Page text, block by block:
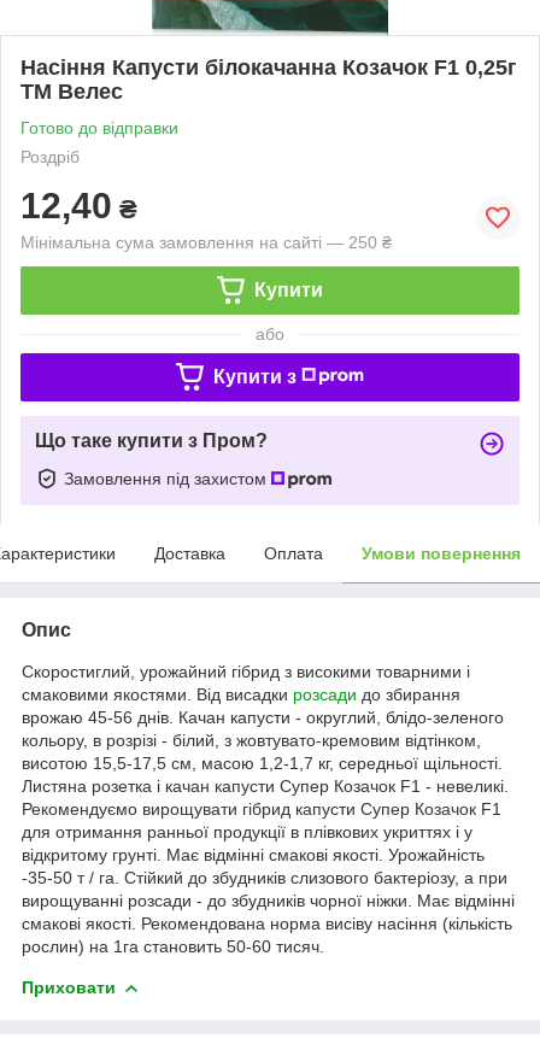
Насіння Капусти білокачанна Козачок F1 0,25г
ТМ Велес
Готово до відправки
Роздріб
12,40 ₴
Мінімальна сума замовлення на сайті — 250 ₴
Купити
або
Купити з
Що таке купити з Пром?
Замовлення під захистом
Доставка Оплата Умови повернення
Опис
Скоростиглий, урожайний гібрид з високими товарними і
смаковими якостями. Від висадки розсади до збирання
врожаю 45-56 днів. Качан капусти - округлий, блідо-зеленого
кольору, в розрізі - білий, з жовтувато-кремовим відтінком,
висотою 15,5-17,5 см, масою 1,2-1,7 кг, середньої щільності.
Листяна розетка і качан капусти Супер Козачок F1 - невеликі.
Рекомендуємо вирощувати гібрид капусти Супер Козачок F1
для отримання ранньої продукції в плівкових укриттях і у
відкритому грунті. Має відмінні смакові якості. Урожайність
-35-50 т / га. Стійкий до збудників слизового бактеріозу, а при
вирощуванні розсади - до збудників чорної ніжки. Має відмінні
смакові якості. Рекомендована норма висіву насіння (кількість
рослин) на 1га становить 50-60 тисяч.
Приховати